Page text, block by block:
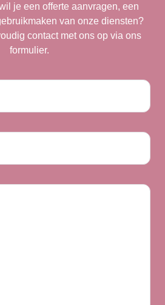
je een offerte aanvragen, een
van onze diensten?
contact met ons op via ons
formulier.